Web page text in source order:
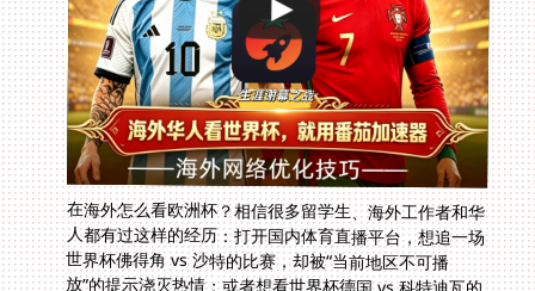
在海外怎么看欧洲杯？相信很多留学生、海外工作者和华
人都有过这样的经历：打开国内体育直播平台，想追一场
世界杯佛得角 vs 沙特的比赛，却被“当前地区不可播
放”的提示浇灭热情；或者想看世界杯德国 vs 科特迪瓦的
对决，屏幕上的限制弹窗让你只能干着急。更别说找不到
熟悉的中文解说，听着陌生的外语解说总觉得少了点味
道。这篇指南就是为了解决这些痛点，教你如何选择合适
的回国加速器，突破地区限制，流畅观看NBA、足球等赛
事的中文直播，甚至提前为2026美加墨世界杯做好准